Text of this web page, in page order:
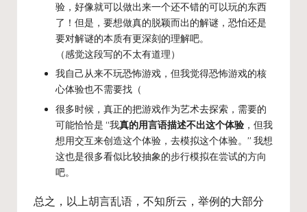
验，好像就可以做出来一个还不错的可以玩的东西
了！但是，要想做真的脱颖而出的解谜，恐怕还是
要对解谜的本质有更深刻的理解吧。
（感觉这段写的不太有道理）
我自己从来不玩恐怖游戏，但我觉得恐怖游戏的核
心体验也不需要找（
很多时候，真正的把游戏作为艺术去探索，需要的
可能恰恰是 “我真的用言语描述不出这个体验 ，但我
想用交互来创造这个体验，去模拟这个体验。” 我想
这也是很多看似比较抽象的步行模拟在尝试的方向
吧。
总之，以上胡言乱语，不知所云，举例的大部分